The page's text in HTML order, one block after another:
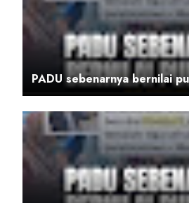
PADU sebenarnya bernilai